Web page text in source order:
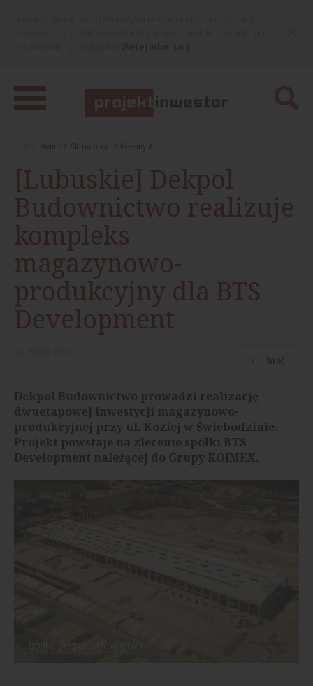
Home Aktualności Przemysł
[Lubuskie] Dekpol
Budownictwo realizuje
kompleks
magazynowo-
produkcyjny dla BTS
Development
Wróć
Dekpol Budownictwo prowadzi realizację
dwuetapowej inwestycji magazynowo-
produkcyjnej przy ul. Koziej w Świebodzinie.
Projekt powstaje na zlecenie spółki BTS
Development należącej do Grupy KOIMEX.